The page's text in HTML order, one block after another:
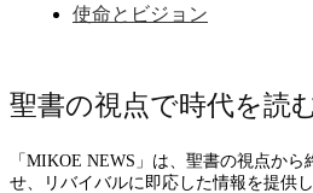
使命とビジョン
聖書の視点で時代を読
「MIKOE NEWS」は、聖書の視点か
せ、リバイバルに即応した情報を提供し